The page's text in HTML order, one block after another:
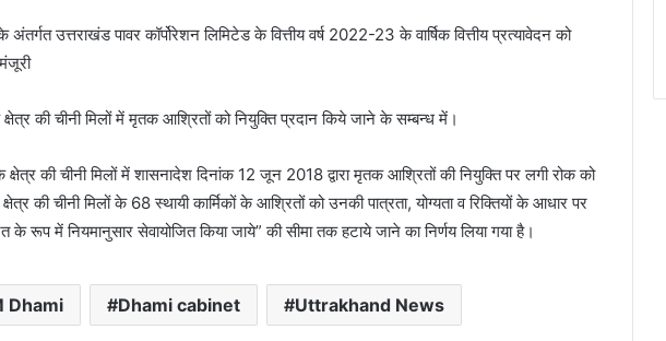
उत्तराखंड पावर कॉर्पोरेशन लिमिटेड के वित्तीय वर्ष 2022-23 के वार्षिक वित्तीय प्रत्यावेदन को
क्षेत्र की चीनी मिलों में मृतक आश्रितों को नियुक्ति प्रदान किये जाने के सम्बन्ध में।
क्षेत्र की चीनी मिलों में शासनादेश दिनांक 12 जून 2018 द्वारा मृतक आश्रितों की नियुक्ति पर लगी रोक को
की चीनी मिलों के 68 स्थायी कार्मिकों के आश्रितों को उनकी पात्रता, योग्यता व रिक्तियों के आधार पर
रूप में नियमानुसार सेवायोजित किया जाये” की सीमा तक हटाये जाने का निर्णय लिया गया है।
Dhami Dhami cabinet Uttrakhand News